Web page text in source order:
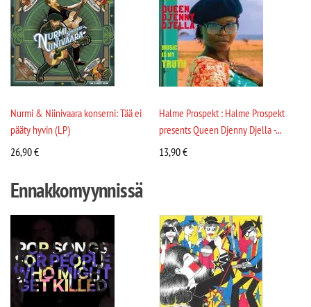
Nurmi & Niinivaara konserni: Tää ei
pääty hyvin (LP)
26,90€
Halme Prospekt : Halme Prospekt
presents Queen Djenny Djella -...
13,90€
Ennakkomyynnissä